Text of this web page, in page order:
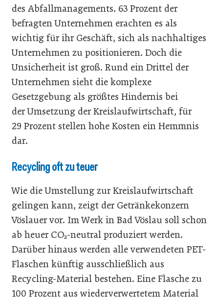
des Abfallmanagements. 63 Prozent der
befragten Unternehmen erachten es als
wichtig für ihr Geschäft, sich als nachhaltiges
Unternehmen zu positionieren. Doch die
Unsicherheit ist groß. Rund ein Drittel der
Unternehmen sieht die komplexe
Gesetzgebung als größtes Hindernis bei
der Umsetzung der ­Kreislaufwirtschaft, für
29 Prozent stellen hohe Kosten ein Hemmnis
dar.
Recycling oft zu teuer
Wie die Umstellung zur Kreislaufwirtschaft
gelingen kann, zeigt der Getränkekonzern
Vöslauer vor. Im Werk in Bad Vöslau soll schon
ab heuer CO₂-neutral produziert werden.
Darüber hinaus werden alle verwendeten PET-
Flaschen künftig ausschließlich aus
Recycling-Material bestehen. Eine Flasche zu
100 Prozent aus wiederverwertetem Material